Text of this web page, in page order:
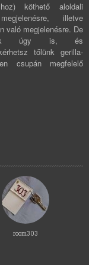
köthető aloldali
illetve
való megjelenésre. De
úgy is, és
tőlünk gerilla-
csupán megfelelő
room303